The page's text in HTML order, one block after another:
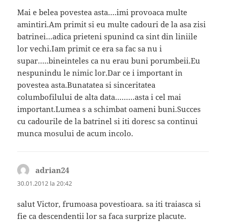
Mai e belea povestea asta….imi provoaca multe
amintiri.Am primit si eu multe cadouri de la asa zisi
batrinei…adica prieteni spunind ca sint din liniile
lor vechi.Iam primit ce era sa fac sa nu i
supar…..bineinteles ca nu erau buni porumbeii.Eu
nespunindu le nimic lor.Dar ce i important in
povestea asta.Bunatatea si sinceritatea
columbofilului de alta data………asta i cel mai
important.Lumea s a schimbat oameni buni.Succes
cu cadourile de la batrinel si iti doresc sa continui
munca mosului de acum incolo.
adrian24
30.01.2012 la 20:42
salut Victor, frumoasa povestioara. sa iti traiasca si
fie ca descendentii lor sa faca surprize placute.